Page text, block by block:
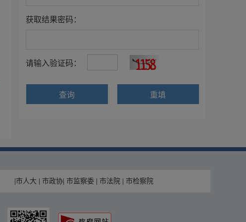
获取结果密码：
请输入验证码：
查询 重填
市人大 市政协 市监察委 市法院 市检察院